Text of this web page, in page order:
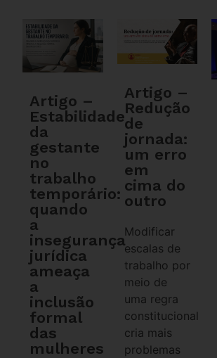
Artigo –
Estabilidade
da
gestante
no
trabalho
temporário:
quando
a
insegurança
jurídica
ameaça
a
inclusão
formal
das
mulheres
Artigo –
Redução
de
jornada:
um erro
em
cima do
outro
Modificar
escalas de
trabalho por
meio de
uma regra
constitucional
cria mais
problemas